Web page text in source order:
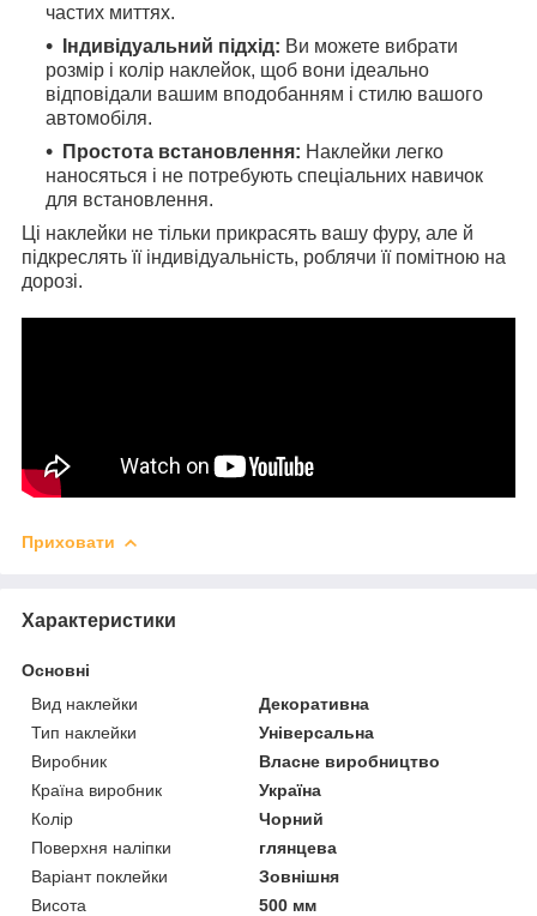
частих миттях.
Індивідуальний підхід: Ви можете вибрати
розмір і колір наклейок, щоб вони ідеально
відповідали вашим вподобанням і стилю вашого
автомобіля.
Простота встановлення: Наклейки легко
наносяться і не потребують спеціальних навичок
для встановлення.
Ці наклейки не тільки прикрасять вашу фуру, але й
підкреслять її індивідуальність, роблячи її помітною на
дорозі.
Приховати
Характеристики
Основні
Вид наклейки
Декоративна
Тип наклейки
Універсальна
Виробник
Власне виробництво
Країна виробник
Україна
Колір
Чорний
Поверхня наліпки
глянцева
Варіант поклейки
Зовнішня
Висота
500 мм